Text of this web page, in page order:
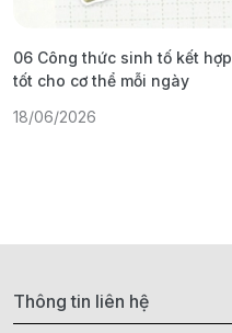
06 Công thức sinh tố kết
tốt cho cơ thể mỗi ngày
18/06/2026
Thông tin liên hệ